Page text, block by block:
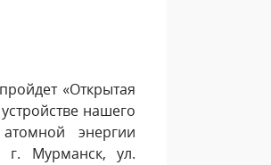
«Открытая
нашего
энергии
г. Мурманск, ул.